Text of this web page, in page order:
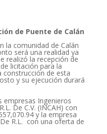
de Puente de Calán
la comunidad de Calán
será una realidad ya
realizó la recepción de
licitación para la
construcción de esta
y su ejecución durará
empresas Ingenieros
De C.V. (INCAH) con
y la empresa
R.L. con una oferta de